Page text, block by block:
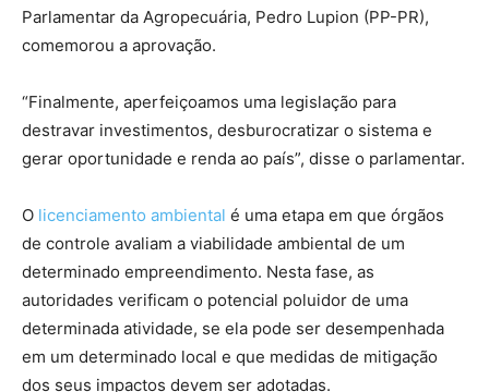
Parlamentar da Agropecuária, Pedro Lupion (PP-PR),
comemorou a aprovação.
“Finalmente, aperfeiçoamos uma legislação para
destravar investimentos, desburocratizar o sistema e
gerar oportunidade e renda ao país”, disse o parlamentar.
O licenciamento ambiental é uma etapa em que órgãos
de controle avaliam a viabilidade ambiental de um
determinado empreendimento. Nesta fase, as
autoridades verificam o potencial poluidor de uma
determinada atividade, se ela pode ser desempenhada
em um determinado local e que medidas de mitigação
dos seus impactos devem ser adotadas.